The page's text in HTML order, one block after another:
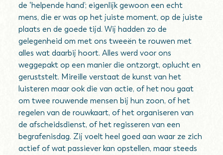
de ‘helpende hand’; eigenlijk gewoon een echt
mens, die er was op het juiste moment, op de juiste
plaats en de goede tijd. Wij hadden zo de
gelegenheid om met ons tweeën te rouwen met
alles wat daarbij hoort. Alles werd voor ons
weggepakt op een manier die ontzorgt, oplucht en
geruststelt. Mireille verstaat de kunst van het
luisteren maar ook die van actie, of het nou gaat
om twee rouwende mensen bij hun zoon, of het
regelen van de rouwkaart, of het organiseren van
de afscheidsdienst, of het regisseren van een
begrafenisdag. Zij voelt heel goed aan waar ze zich
actief of wat passiever kan opstellen, maar steeds